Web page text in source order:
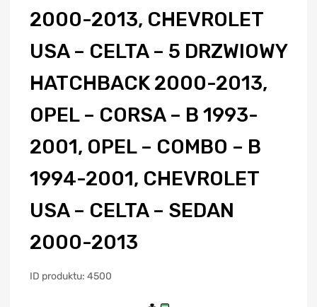
2000-2013, CHEVROLET
USA – CELTA – 5 DRZWIOWY
HATCHBACK 2000-2013,
OPEL – CORSA – B 1993-
2001, OPEL – COMBO – B
1994-2001, CHEVROLET
USA – CELTA – SEDAN
2000-2013
ID produktu: 4500